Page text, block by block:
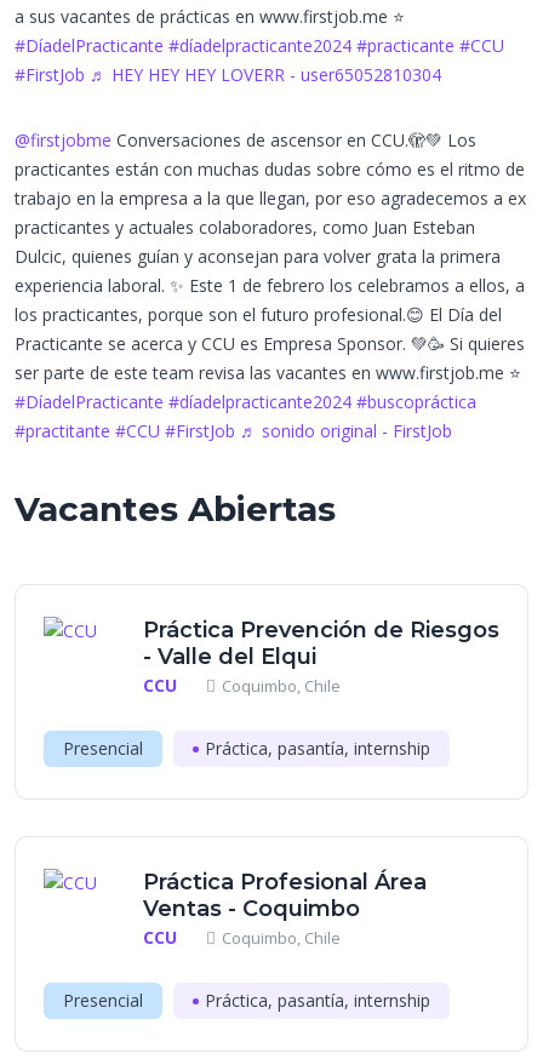
a sus vacantes de prácticas en www.firstjob.me ⭐️
#DíadelPracticante #díadelpracticante2024 #practicante #CCU
#FirstJob ♬ HEY HEY HEY LOVERR - user65052810304
@firstjobme Conversaciones de ascensor en CCU.🫣💚 Los
practicantes están con muchas dudas sobre cómo es el ritmo de
trabajo en la empresa a la que llegan, por eso agradecemos a ex
practicantes y actuales colaboradores, como Juan Esteban
Dulcic, quienes guían y aconsejan para volver grata la primera
experiencia laboral. ✨ Este 1 de febrero los celebramos a ellos, a
los practicantes, porque son el futuro profesional.😊 El Día del
Practicante se acerca y CCU es Empresa Sponsor. 💚🥳 Si quieres
ser parte de este team revisa las vacantes en www.firstjob.me ⭐️
#DíadelPracticante #díadelpracticante2024 #buscopráctica
#practitante #CCU #FirstJob ♬ sonido original - FirstJob
Vacantes Abiertas
Práctica Prevención de Riesgos
- Valle del Elqui
CCU Coquimbo, Chile
Presencial Práctica, pasantía, internship
Práctica Profesional Área
Ventas - Coquimbo
CCU Coquimbo, Chile
Presencial Práctica, pasantía, internship